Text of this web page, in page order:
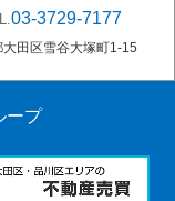
03-3729-7177
大田区雪谷大塚町1-15
ープ